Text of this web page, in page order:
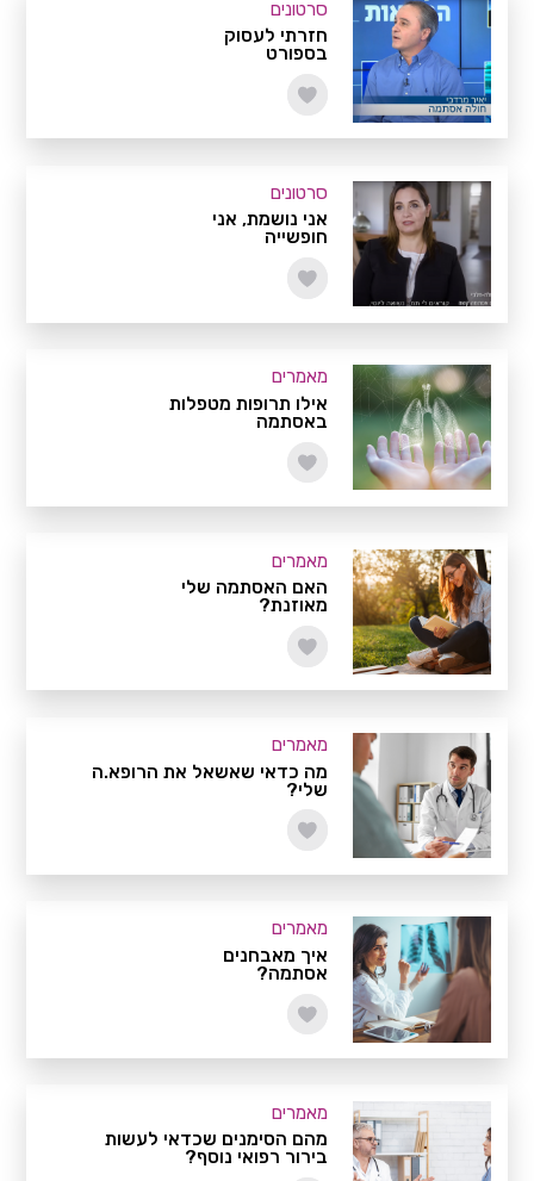
סרטונים
חזרתי לעסוק
בספורט
סרטונים
אני נושמת, אני
חופשייה
מאמרים
אילו תרופות מטפלות
באסתמה
מאמרים
האם האסתמה שלי
מאוזנת?
מאמרים
מה כדאי שאשאל את הרופא.ה
שלי?
מאמרים
איך מאבחנים
אסתמה?
מאמרים
מהם הסימנים שכדאי לעשות
בירור רפואי נוסף?